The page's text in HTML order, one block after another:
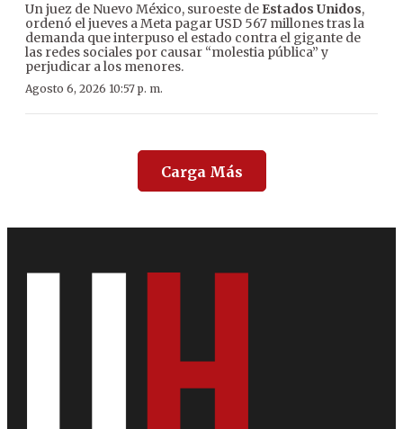
Un juez de Nuevo México, suroeste de Estados Unidos,
ordenó el jueves a Meta pagar USD 567 millones tras la
demanda que interpuso el estado contra el gigante de
las redes sociales por causar “molestia pública” y
perjudicar a los menores.
Agosto 6, 2026 10:57 p. m.
Carga Más